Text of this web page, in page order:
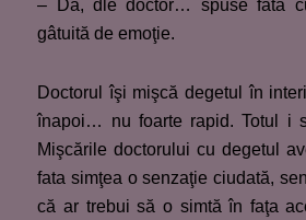
– Da, dle doctor… spuse fata
gâtuită de emoţie.
Doctorul îşi mişcă degetul în
înapoi… nu foarte rapid. Totul i
Mişcările doctorului cu degetul
fata simţea o senzaţie ciudată,
că ar trebui să o simtă în faţa